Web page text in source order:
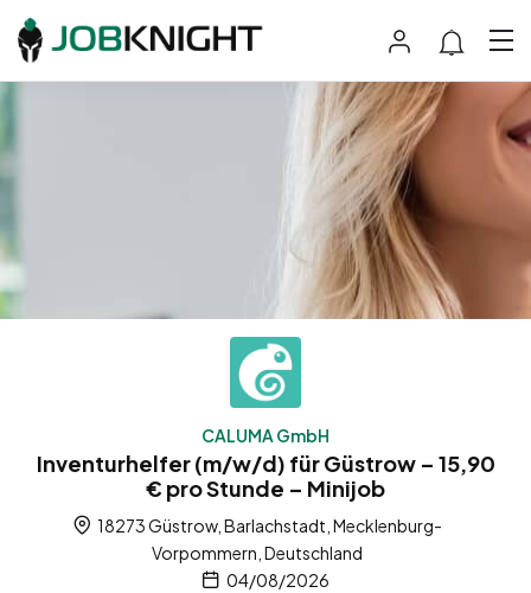
CALUMA GmbH
Inventurhelfer (m/w/d) für Güstrow – 15,90
€ pro Stunde – Minijob
18273 Güstrow, Barlachstadt, Mecklenburg-
Vorpommern, Deutschland
04/08/2026